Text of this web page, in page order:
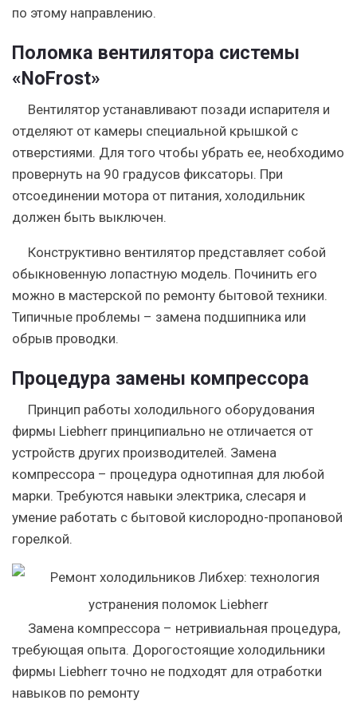
по этому направлению.
Поломка вентилятора системы
«NoFrost»
Вентилятор устанавливают позади испарителя и
отделяют от камеры специальной крышкой с
отверстиями. Для того чтобы убрать ее, необходимо
провернуть на 90 градусов фиксаторы. При
отсоединении мотора от питания, холодильник
должен быть выключен.
Конструктивно вентилятор представляет собой
обыкновенную лопастную модель. Починить его
можно в мастерской по ремонту бытовой техники.
Типичные проблемы – замена подшипника или
обрыв проводки.
Процедура замены компрессора
Принцип работы холодильного оборудования
фирмы Liebherr принципиально не отличается от
устройств других производителей. Замена
компрессора – процедура однотипная для любой
марки. Требуются навыки электрика, слесаря и
умение работать с бытовой кислородно-пропановой
горелкой.
Замена компрессора – нетривиальная процедура,
требующая опыта. Дорогостоящие холодильники
фирмы Liebherr точно не подходят для отработки
навыков по ремонту